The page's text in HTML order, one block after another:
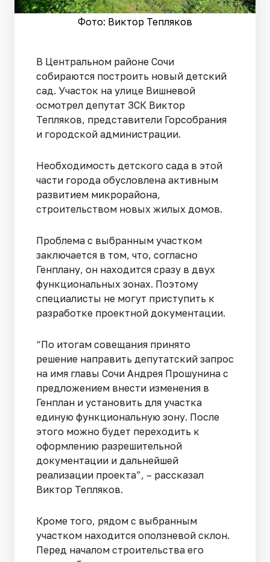
Фото: Виктор Тепляков
В Центральном районе Сочи
собираются построить новый детский
сад. Участок на улице Вишневой
осмотрел депутат ЗСК Виктор
Тепляков, представители Горсобрания
и городской администрации.
Необходимость детского сада в этой
части города обусловлена активным
развитием микрорайона,
строительством новых жилых домов.
Проблема с выбранным участком
заключается в том, что, согласно
Генплану, он находится сразу в двух
функциональных зонах. Поэтому
специалисты не могут приступить к
разработке проектной документации.
“По итогам совещания принято
решение направить депутатский запрос
на имя главы Сочи Андрея Прошунина с
предложением внести изменения в
Генплан и установить для участка
единую функциональную зону. После
этого можно будет переходить к
оформлению разрешительной
документации и дальнейшей
реализации проекта”, – рассказал
Виктор Тепляков.
Кроме того, рядом с выбранным
участком находится оползневой склон.
Перед началом строительства его